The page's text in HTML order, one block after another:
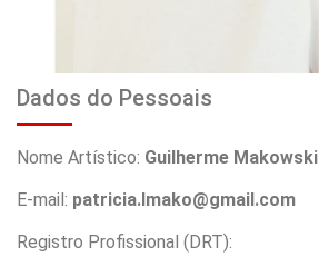
Dados do Pessoais
Nome Artístico: Guilherme Makowski
E-mail: patricia.lmako@gmail.com
Registro Profissional (DRT):